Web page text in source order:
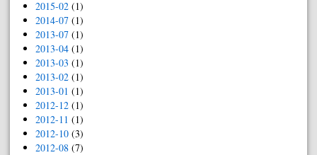
2015-02(1)
2014-07(1)
2013-07(1)
2013-04(1)
2013-03 (1)
2013-02(1)
2013-01 (1)
2012-12(1)
2012-11 (1)
2012-10(3)
2012-08(7)